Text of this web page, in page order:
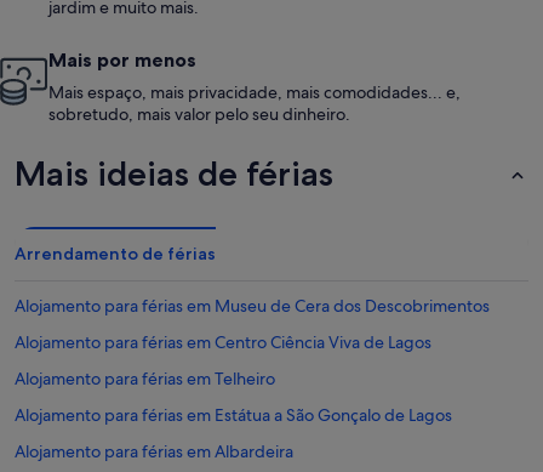
jardim e muito mais.
Mais por menos
Mais espaço, mais privacidade, mais comodidades... e,
sobretudo, mais valor pelo seu dinheiro.
Mais ideias de férias
Arrendamento de férias
Alojamento para férias em Museu de Cera dos Descobrimentos
Alojamento para férias em Centro Ciência Viva de Lagos
Alojamento para férias em Telheiro
Alojamento para férias em Estátua a São Gonçalo de Lagos
Alojamento para férias em Albardeira